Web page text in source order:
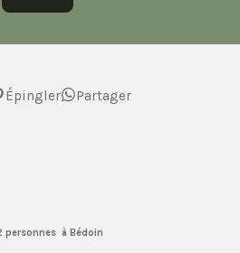
Épingler Partager
personnes à Bédoin